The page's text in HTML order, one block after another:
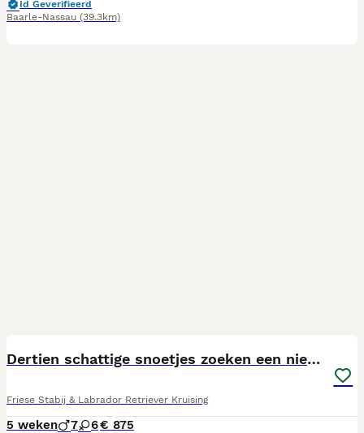
Id Geverifieerd
Baarle-Nassau (39.3km)
Dertien schattige snoetjes zoeken een nieuw thuis
Friese Stabij & Labrador Retriever Kruising
5 weken 7 6€ 875